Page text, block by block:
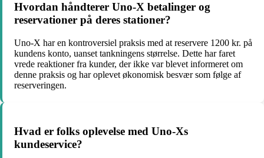
Hvordan håndterer Uno-X betalinger og
reservationer på deres stationer?
Uno-X har en kontroversiel praksis med at reservere 1200 kr. på
kundens konto, uanset tankningens størrelse. Dette har faret
vrede reaktioner fra kunder, der ikke var blevet informeret om
denne praksis og har oplevet økonomisk besvær som følge af
reserveringen.
Hvad er folks oplevelse med Uno-Xs
kundeservice?